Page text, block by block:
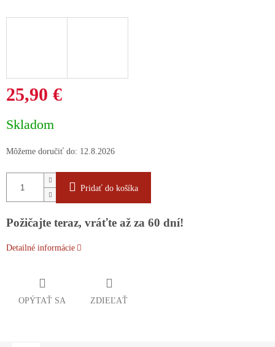
25,90 €
cena:
Skladom
Môžeme doručiť do: 12.8.2026
Pridať do košíka
Požičajte teraz, vráťte až za 60 dní!
Detailné informácie
OPÝTAŤ SA ZDIEĽAŤ